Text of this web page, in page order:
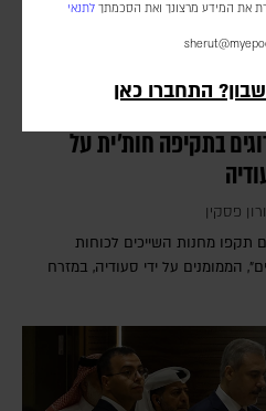
את המידע מרצונך ואת הסכמתך לתנאי
התחברו כאן
בתקיפה חות'ית על
פסקין
תקפו מחנות השייכים לכוחות
הממומנים על ידי סעודיה, במזרח